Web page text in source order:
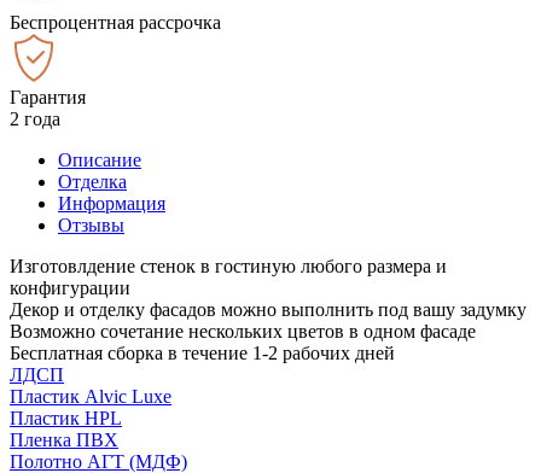
Беспроцентная рассрочка
Гарантия
2 года
Описание
Отделка
Информация
Отзывы
Изготовлдение стенок в гостиную любого размера и
конфигурации
Декор и отделку фасадов можно выполнить под вашу задумку
Возможно сочетание нескольких цветов в одном фасаде
Бесплатная сборка в течение 1-2 рабочих дней
ЛДСП
Пластик Alvic Luxe
Пластик HPL
Пленка ПВХ
Полотно АГТ (МДФ)